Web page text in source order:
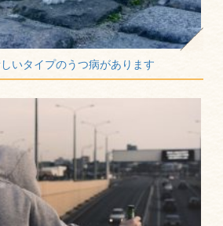
いタイプのうつ病があります